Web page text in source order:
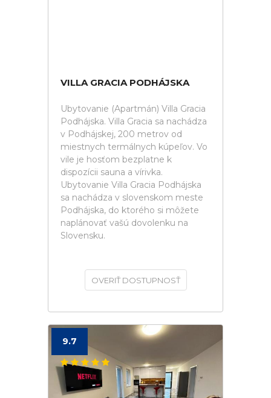
VILLA GRACIA PODHÁJSKA
Ubytovanie (Apartmán) Villa Gracia
Podhájska. Villa Gracia sa nachádza
v Podhájskej, 200 metrov od
miestnych termálnych kúpeľov. Vo
vile je hosťom bezplatne k
dispozícii sauna a vírivka.
Ubytovanie Villa Gracia Podhájska
sa nachádza v slovenskom meste
Podhájska, do ktorého si môžete
naplánovať vašú dovolenku na
Slovensku.
OVERIŤ DOSTUPNOSŤ
9.7